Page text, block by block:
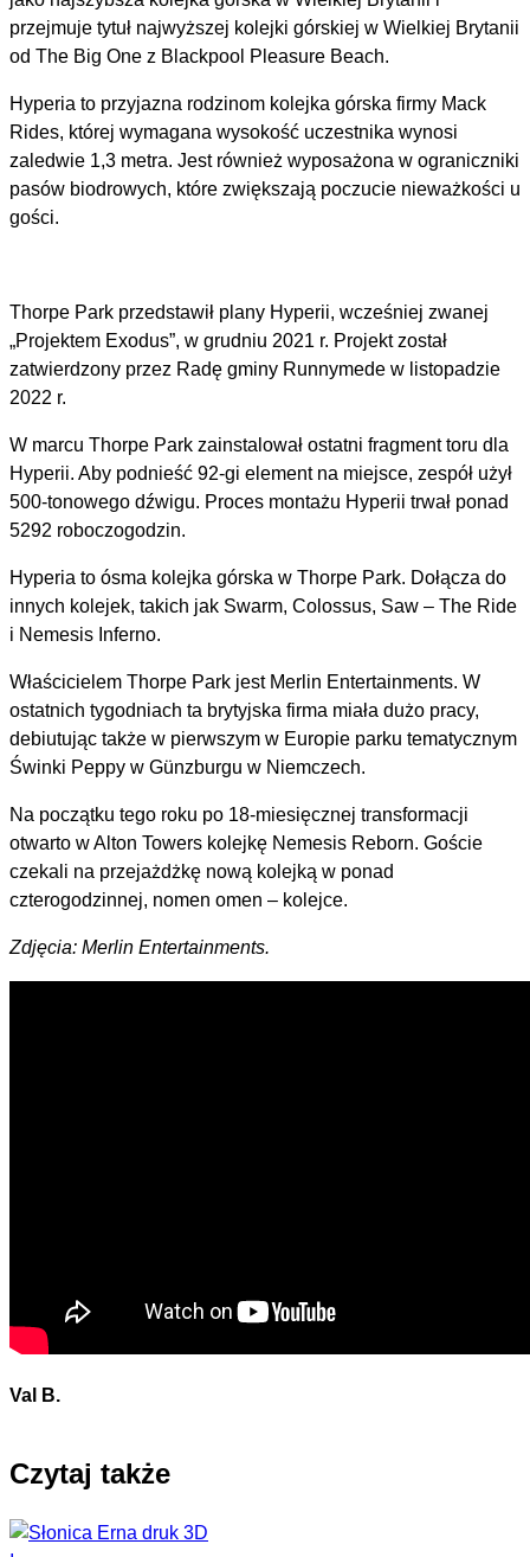
przejmuje tytuł najwyższej kolejki górskiej w Wielkiej Brytanii
od The Big One z Blackpool Pleasure Beach.
Hyperia to przyjazna rodzinom kolejka górska firmy Mack
Rides, której wymagana wysokość uczestnika wynosi
zaledwie 1,3 metra. Jest również wyposażona w ograniczniki
pasów biodrowych, które zwiększają poczucie nieważkości u
gości.
Thorpe Park przedstawił plany Hyperii, wcześniej zwanej
„Projektem Exodus”, w grudniu 2021 r. Projekt został
zatwierdzony przez Radę gminy Runnymede w listopadzie
2022 r.
W marcu Thorpe Park zainstalował ostatni fragment toru dla
Hyperii. Aby podnieść 92-gi element na miejsce, zespół użył
500-tonowego dźwigu. Proces montażu Hyperii trwał ponad
5292 roboczogodzin.
Hyperia to ósma kolejka górska w Thorpe Park. Dołącza do
innych kolejek, takich jak Swarm, Colossus, Saw – The Ride
i Nemesis Inferno.
Właścicielem Thorpe Park jest Merlin Entertainments. W
ostatnich tygodniach ta brytyjska firma miała dużo pracy,
debiutując także w pierwszym w Europie parku tematycznym
Świnki Peppy w Günzburgu w Niemczech.
Na początku tego roku po 18-miesięcznej transformacji
otwarto w Alton Towers kolejkę Nemesis Reborn. Goście
czekali na przejażdżkę nową kolejką w ponad
czterogodzinnej, nomen omen – kolejce.
Zdjęcia: Merlin Entertainments.
Val B.
Czytaj także